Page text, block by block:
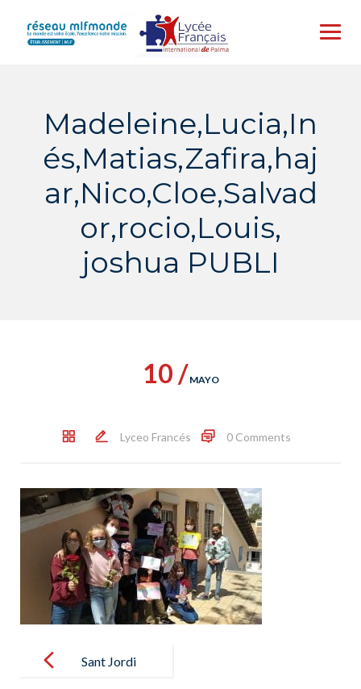
content
Madeleine,Lucia,In
és,Matias,Zafira,haj
ar,Nico,Cloe,Salvad
or,rocio,Louis,
joshua PUBLI
10 / MAYO
Lyceo Francés 0 Comments
navigation
Sant Jordi